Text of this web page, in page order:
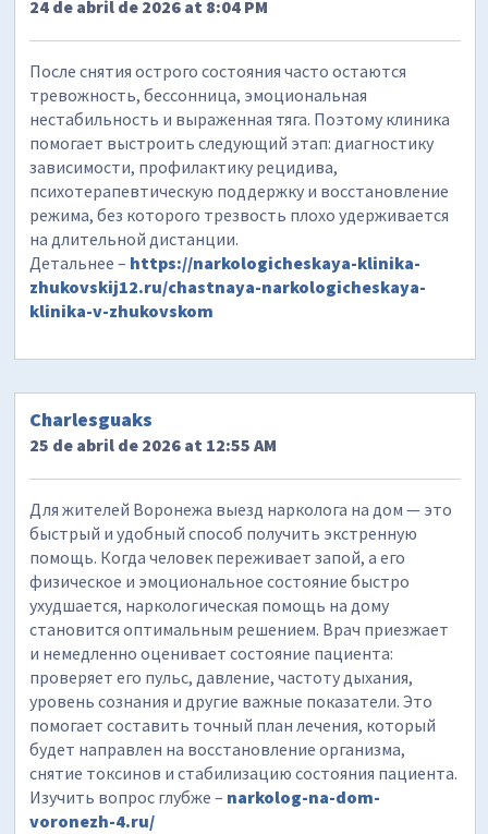
24 de abril de 2026 at 8:04 PM
После снятия острого состояния часто остаются
тревожность, бессонница, эмоциональная
нестабильность и выраженная тяга. Поэтому клиника
помогает выстроить следующий этап: диагностику
зависимости, профилактику рецидива,
психотерапевтическую поддержку и восстановление
режима, без которого трезвость плохо удерживается
на длительной дистанции.
Детальнее – https://narkologicheskaya-klinika-
zhukovskij12.ru/chastnaya-narkologicheskaya-
klinika-v-zhukovskom
Charlesguaks
25 de abril de 2026 at 12:55 AM
Для жителей Воронежа выезд нарколога на дом — это
быстрый и удобный способ получить экстренную
помощь. Когда человек переживает запой, а его
физическое и эмоциональное состояние быстро
ухудшается, наркологическая помощь на дому
становится оптимальным решением. Врач приезжает
и немедленно оценивает состояние пациента:
проверяет его пульс, давление, частоту дыхания,
уровень сознания и другие важные показатели. Это
помогает составить точный план лечения, который
будет направлен на восстановление организма,
снятие токсинов и стабилизацию состояния пациента.
Изучить вопрос глубже – narkolog-na-dom-
voronezh-4.ru/